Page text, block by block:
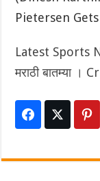
Pietersen
Latest Sports
मराठी बातम्या